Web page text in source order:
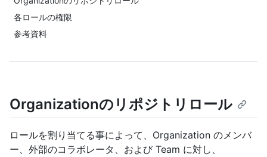
各ロールの権限
参考資料
Organizationのリポジトリロール
ロールを割り当てる事によって、Organization のメンバ
ー、外部のコラボレータ、および Team に対し、